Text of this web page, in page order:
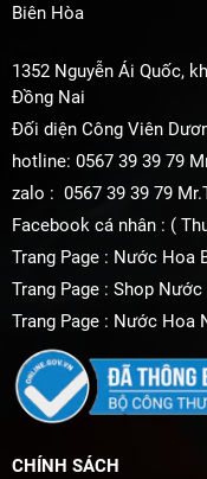
Biên Hòa
1352 Nguyễn Ái Quốc,
Đồng Nai
Đối diện Công Viên
hotline: 0567 39 39 79
zalo : 0567 39 39 79
Facebook cá nhân : (
Trang Page : Nước Hoa
Trang Page : Shop
Trang Page : Nước Hoa
CHÍNH SÁCH